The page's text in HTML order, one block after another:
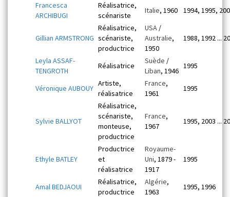
Francesca
ARCHIBUGI
Réalisatrice,
scénariste
Italie, 1960 1994, 1995,
Gillian ARMSTRONG
Réalisatrice,
scénariste,
productrice
USA /
Australie,
1950
1988, 1992 ...
Leyla ASSAF-
TENGROTH
Réalisatrice
Suède /
Liban, 1946
1995
Véronique AUBOUY
Artiste,
réalisatrice
France,
1961
1995
Sylvie BALLYOT
Réalisatrice,
scénariste,
monteuse,
productrice
France,
1967
1995, 2003 ...
Ethyle BATLEY
Productrice
et
réalisatrice
Royaume-
Uni, 1879 -
1917
1995
Amal BEDJAOUI
Réalisatrice,
productrice
Algérie,
1963
1995, 1996